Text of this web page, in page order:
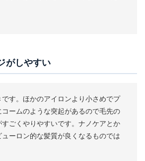
がしやすい
す。ほかのアイロンより小さめでプ
コームのような突起があるので毛先の
すごくやりやすいです。ナノケアとか
ューロン的な髪質が良くなるものでは